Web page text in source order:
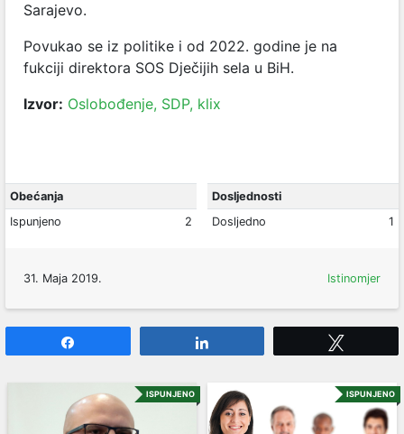
Sarajevo.
Povukao se iz politike i od 2022. godine je na
fukciji direktora SOS Dječijih sela u BiH.
Izvor: Oslobođenje, SDP, klix
Obećanja
Ispunjeno
2
Dosljednosti
Dosljedno
1
31. Maja 2019. Istinomjer
ISPUNJENO ISPUNJENO